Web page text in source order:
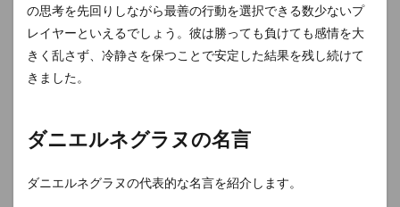
の思考を先回りしながら最善の行動を選択できる数少ないプ
レイヤーといえるでしょう。彼は勝っても負けても感情を大
きく乱さず、冷静さを保つことで安定した結果を残し続けて
きました。
ダニエルネグラヌの名言
ダニエルネグラヌの代表的な名言を紹介します。